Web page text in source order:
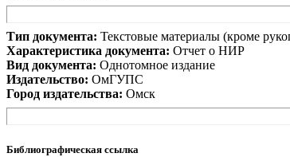
Тип документа: Текстовые материалы (кроме
Характеристика документа: Отчет о НИР
Вид документа: Однотомное издание
Издательство: ОмГУПС
Город издательства: Омск
Библиографическая ссылка